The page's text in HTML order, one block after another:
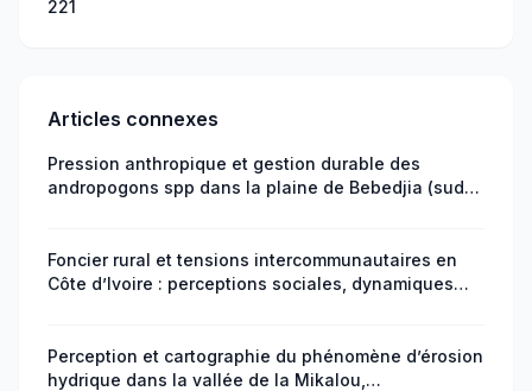
221
Articles connexes
Pression anthropique et gestion durable des
andropogons spp dans la plaine de Bebedjia (sud
Foncier rural et tensions intercommunautaires en
Côte d’Ivoire : perceptions sociales, dynamiques
Perception et cartographie du phénomène d’érosion
hydrique dans la vallée de la Mikalou,